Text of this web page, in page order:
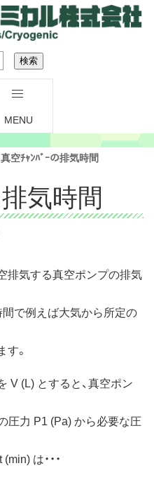
MENU
真空ﾁｬﾝﾊﾞｰの排気時間
気時間
排気する真空ポンプの排気
で例えば大気から所定の
。
V (L) とすると、真空ポン
圧力 P1 (Pa) から必要な圧
は・・・